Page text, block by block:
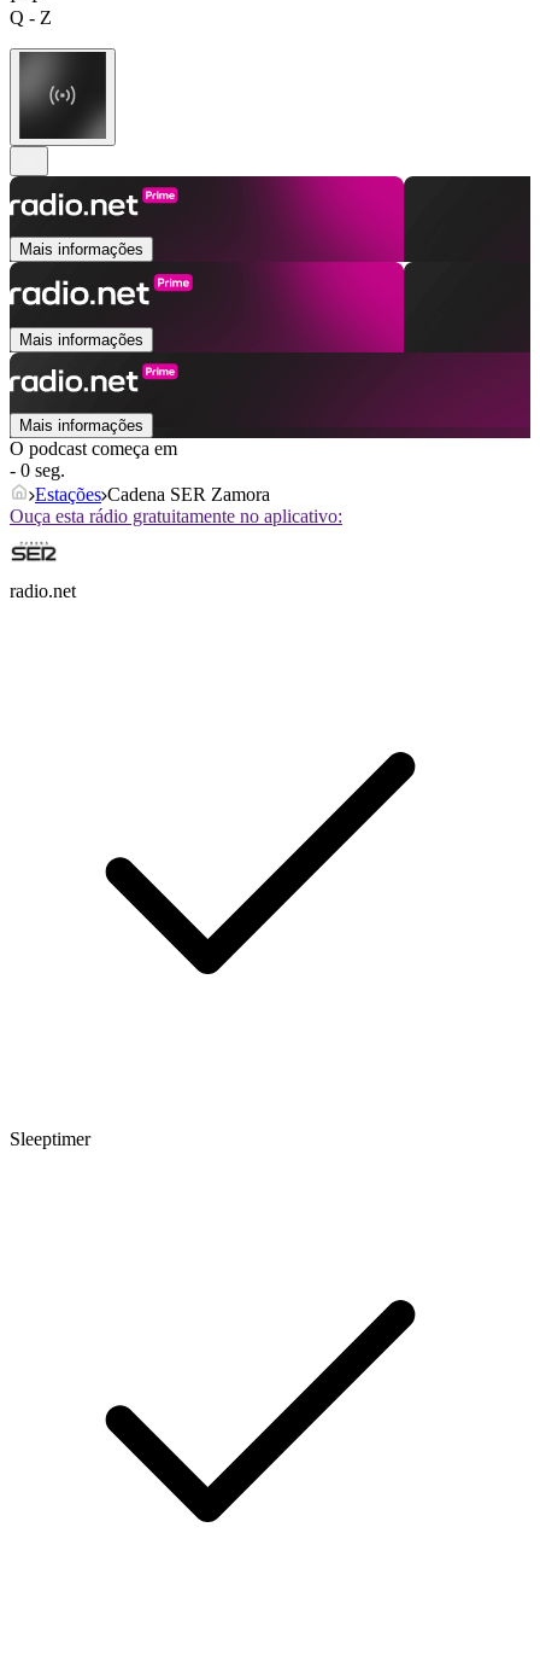
Q - Z
Mais informações
Mais informações
Mais informações
O podcast começa em
- 0 seg.
Estações Cadena SER Zamora
Ouça esta rádio gratuitamente no aplicativo:
radio.net
Sleeptimer